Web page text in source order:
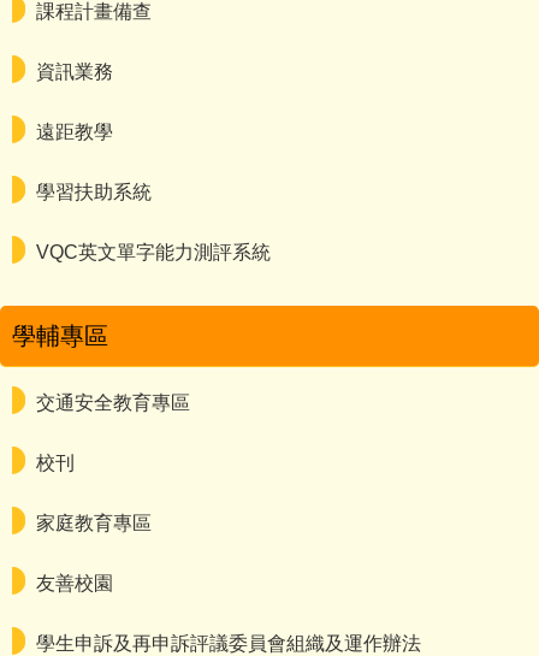
課程計畫備查
資訊業務
遠距教學
學習扶助系統
VQC英文單字能力測評系統
學輔專區
交通安全教育專區
校刊
家庭教育專區
友善校園
學生申訴及再申訴評議委員會組織及運作辦法